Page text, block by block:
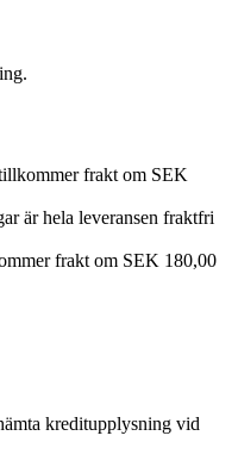
frakt om SEK
är hela leveransen fraktfri
frakt om SEK 180,00
kreditupplysning vid